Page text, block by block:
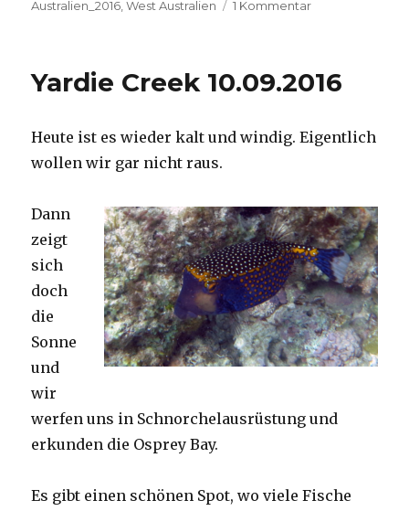
am
Australien_2016 ,West Australien 1 Kommentarzu
Yardie Creek 10.09.2016
Heute ist es wieder kalt und windig. Eigentlich
wollen wir gar nicht raus.
Dann
zeigt
sich
doch
die
Sonne
und
wir
werfen uns in Schnorchelausrüstung und
erkunden die Osprey Bay.
Es gibt einen schönen Spot, wo viele Fische